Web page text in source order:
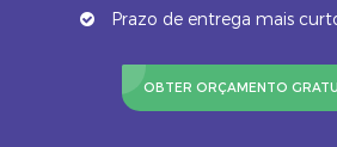
Prazo de entrega mais
OBTER ORÇAMENTO